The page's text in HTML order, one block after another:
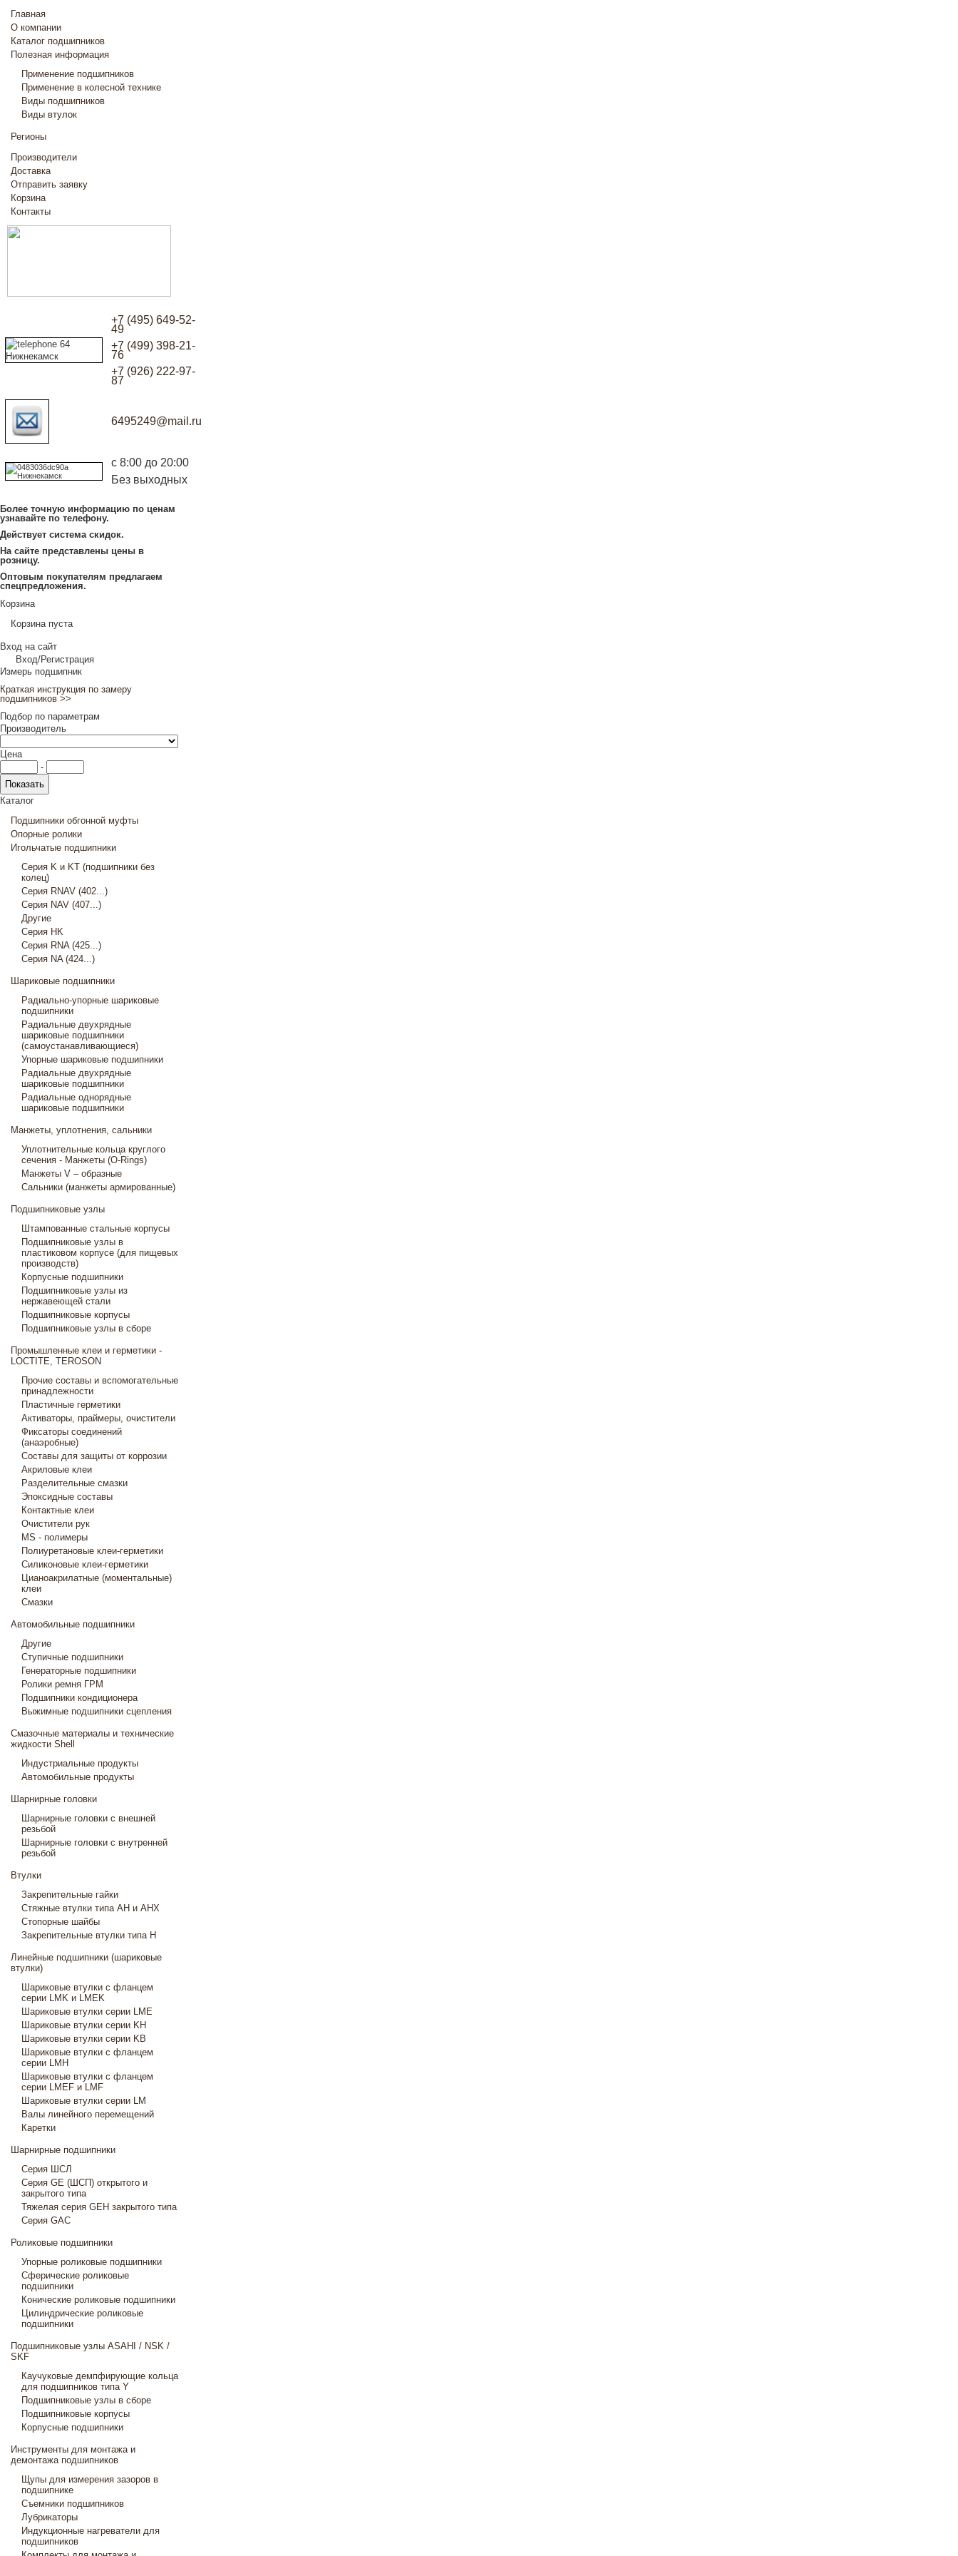
Главная
О компании
Каталог подшипников
Полезная информация
Применение подшипников
Применение в колесной технике
Виды подшипников
Виды втулок
Регионы
Производители
Доставка
Отправить заявку
Корзина
Контакты
+7 (495) 649-52-
49
+7 (499) 398-21-
76
+7 (926) 222-97-
87
6495249@mail.ru
с 8:00 до 20:00
Без выходных
Более точную информацию по ценам
узнавайте по телефону.
Действует система скидок.
На сайте представлены цены в
розницу.
Оптовым покупателям предлагаем
спецпредложения.
Корзина
Корзина пуста
Вход на сайт
Вход/Регистрация
Измерь подшипник
Краткая инструкция по замеру
подшипников >>
Подбор по параметрам
Производитель
Цена
-
Каталог
Подшипники обгонной муфты
Опорные ролики
Игольчатые подшипники
Серия K и KT (подшипники без
колец)
Серия RNAV (402...)
Серия NAV (407...)
Другие
Серия HK
Серия RNA (425...)
Серия NA (424...)
Шариковые подшипники
Радиально-упорные шариковые
подшипники
Радиальные двухрядные
шариковые подшипники
(самоустанавливающиеся)
Упорные шариковые подшипники
Радиальные двухрядные
шариковые подшипники
Радиальные однорядные
шариковые подшипники
Манжеты, уплотнения, сальники
Уплотнительные кольца круглого
сечения - Манжеты (O-Rings)
Манжеты V – образные
Сальники (манжеты армированные)
Подшипниковые узлы
Штампованные стальные корпусы
Подшипниковые узлы в
пластиковом корпусе (для пищевых
производств)
Корпусные подшипники
Подшипниковые узлы из
нержавеющей стали
Подшипниковые корпусы
Подшипниковые узлы в сборе
Промышленные клеи и герметики -
LOCTITE, TEROSON
Прочие составы и вспомогательные
принадлежности
Пластичные герметики
Активаторы, праймеры, очистители
Фиксаторы соединений
(анаэробные)
Составы для защиты от коррозии
Акриловые клеи
Разделительные смазки
Эпоксидные составы
Контактные клеи
Очистители рук
MS - полимеры
Полиуретановые клеи-герметики
Силиконовые клеи-герметики
Цианоакрилатные (моментальные)
клеи
Смазки
Автомобильные подшипники
Другие
Ступичные подшипники
Генераторные подшипники
Ролики ремня ГРМ
Подшипники кондиционера
Выжимные подшипники сцепления
Смазочные материалы и технические
жидкости Shell
Индустриальные продукты
Автомобильные продукты
Шарнирные головки
Шарнирные головки с внешней
резьбой
Шарнирные головки с внутренней
резьбой
Втулки
Закрепительные гайки
Стяжные втулки типа AH и AHX
Стопорные шайбы
Закрепительные втулки типа H
Линейные подшипники (шариковые
втулки)
Шариковые втулки с фланцем
серии LMK и LMEK
Шариковые втулки серии LME
Шариковые втулки серии KH
Шариковые втулки серии KB
Шариковые втулки с фланцем
серии LMH
Шариковые втулки с фланцем
серии LMEF и LMF
Шариковые втулки серии LM
Валы линейного перемещений
Каретки
Шарнирные подшипники
Cерия ШСЛ
Серия GE (ШСП) открытого и
закрытого типа
Тяжелая серия GEH закрытого типа
Серия GAC
Роликовые подшипники
Упорные роликовые подшипники
Сферические роликовые
подшипники
Конические роликовые подшипники
Цилиндрические роликовые
подшипники
Подшипниковые узлы ASAHI / NSK /
SKF
Каучуковые демпфирующие кольца
для подшипников типа Y
Подшипниковые узлы в сборе
Подшипниковые корпусы
Корпусные подшипники
Инструменты для монтажа и
демонтажа подшипников
Щупы для измерения зазоров в
подшипнике
Съемники подшипников
Лубрикаторы
Индукционные нагреватели для
подшипников